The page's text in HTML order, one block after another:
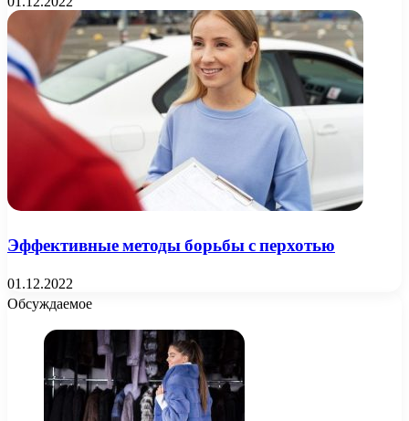
Эффективные методы борьбы с перхотью
01.12.2022
Обсуждаемое